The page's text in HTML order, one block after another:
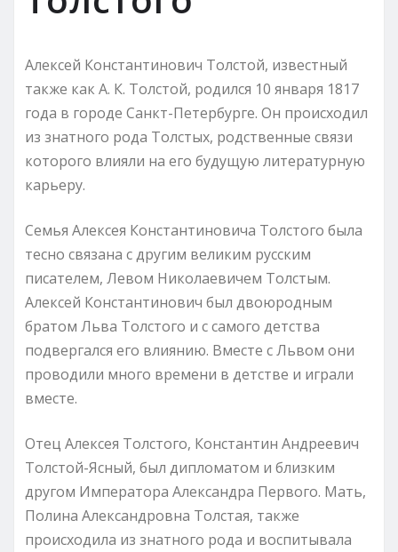
Алексей Константинович Толстой, известный
также как А. К. Толстой, родился 10 января 1817
года в городе Санкт-Петербурге. Он происходил
из знатного рода Толстых, родственные связи
которого влияли на его будущую литературную
карьеру.
Семья Алексея Константиновича Толстого была
тесно связана с другим великим русским
писателем, Левом Николаевичем Толстым.
Алексей Константинович был двоюродным
братом Льва Толстого и с самого детства
подвергался его влиянию. Вместе с Львом они
проводили много времени в детстве и играли
вместе.
Отец Алексея Толстого, Константин Андреевич
Толстой-Ясный, был дипломатом и близким
другом Императора Александра Первого. Мать,
Полина Александровна Толстая, также
происходила из знатного рода и воспитывала